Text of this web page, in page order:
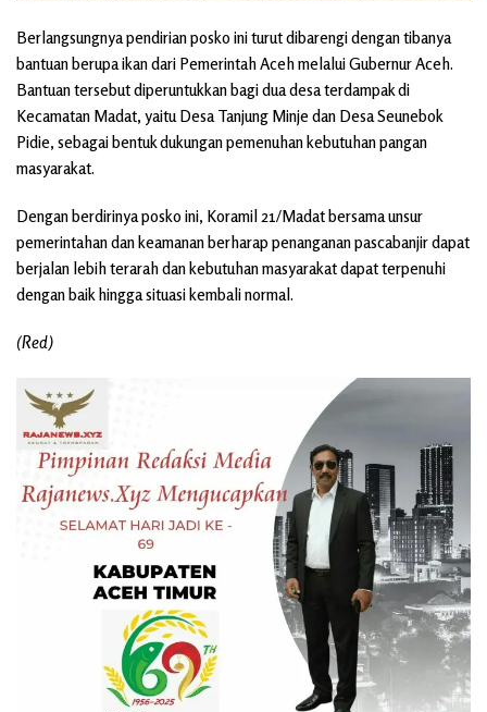
Berlangsungnya pendirian posko ini turut dibarengi dengan tibanya
bantuan berupa ikan dari Pemerintah Aceh melalui Gubernur Aceh.
Bantuan tersebut diperuntukkan bagi dua desa terdampak di
Kecamatan Madat, yaitu Desa Tanjung Minje dan Desa Seunebok
Pidie, sebagai bentuk dukungan pemenuhan kebutuhan pangan
masyarakat.
Dengan berdirinya posko ini, Koramil 21/Madat bersama unsur
pemerintahan dan keamanan berharap penanganan pascabanjir dapat
berjalan lebih terarah dan kebutuhan masyarakat dapat terpenuhi
dengan baik hingga situasi kembali normal.
(Red)